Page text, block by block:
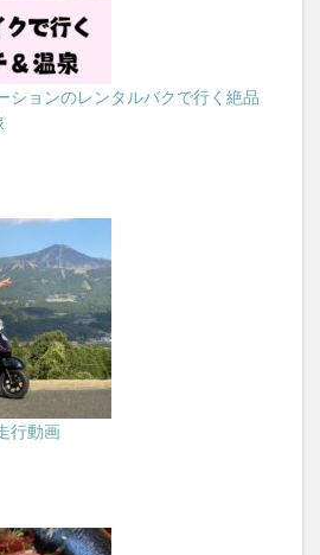
ションのレンタルバクで行く絶品
行動画